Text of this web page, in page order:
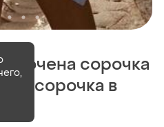
сорочка
сорочка в